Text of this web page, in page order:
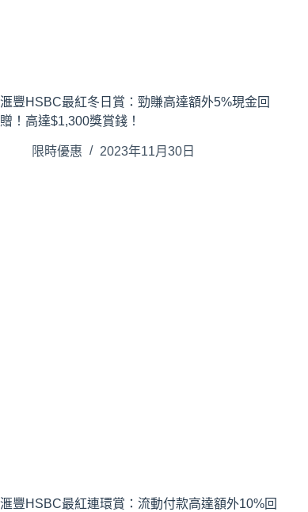
滙豐HSBC最紅冬日賞：勁賺高達額外5%現金回
贈！高達$1,300獎賞錢！
限時優惠 2023年11月30日
滙豐HSBC最紅連環賞：流動付款高達額外10%回